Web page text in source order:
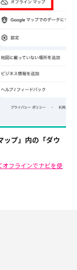
ップ」内の「ダウ
フラインでナビを使